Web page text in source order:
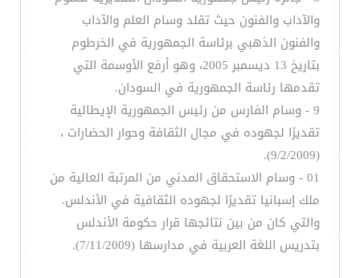
والآداب والفنون حيث تقلد وسام العلم والآداب
والفنون الذهبي برئاسة الجمهورية في الخرطوم
بتاريخ 13 ديسمبر 2005، وهو أرفع الأوسمة التي
تقدمها رئاسة الجمهورية في السودان.
9 - وسام الفارس من رئيس الجمهورية الإيطالية
تقديرًا لجهوده في مجال الثقافة وحوار الحضارات ،
(9/2/2009).
01 - وسام الاستحقاق المدني من المرتبة العالية من
ملك إسبانيا تقديرًا لجهوده الثقافية في الأندلس.
والتي كان من بين نتائجها قرار حكومة الأندلس
بتدريس اللغة العربية في مدارسها (7/11/2009).